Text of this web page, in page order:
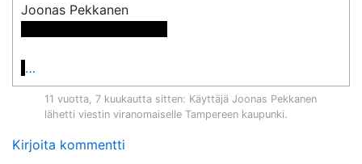
…
11 vuotta, 7 kuukautta sitten: Käyttäjä Joonas Pekkanen
lähetti viestin viranomaiselle Tampereen kaupunki.
Kirjoita kommentti